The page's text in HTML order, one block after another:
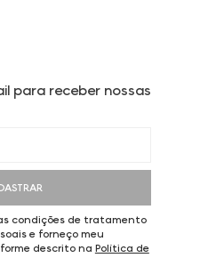
para receber nossas
condições de tratamento
e forneço meu
descrito na Política de